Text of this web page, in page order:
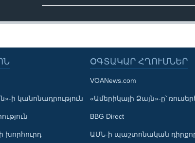
ի կանոնադրություն
խորհուրդ
ՕԳՏԱԿԱՐ ՀՂՈՒՄՆԵՐ
VOANews.com
«Ամերիկայի Ձայն»-ը՝
BBG Direct
ԱՄՆ-ի պաշտոնական